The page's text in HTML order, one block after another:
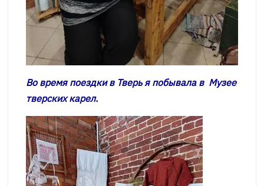
Во время поездки в Тверь я побывала в Музее
тверских карел.